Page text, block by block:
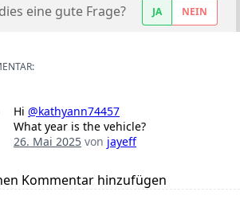
eine gute Frage? JA NEIN
Hi@kathyann74457
What year is the vehicle?
26. Mai 2025 von jayeff
Kommentar hinzufügen